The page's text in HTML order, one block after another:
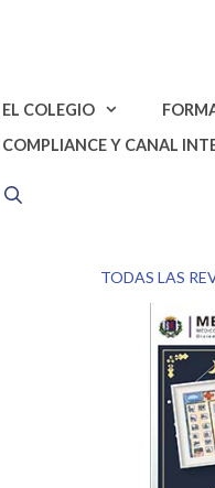
EL COLEGIO
COMPLIANCE Y CANAL
TODAS LAS